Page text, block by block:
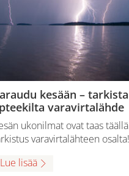
kesään –
varavirtalähde
ukonilmat ovat taas
varavirtalähteen osalta!
Lue lisää